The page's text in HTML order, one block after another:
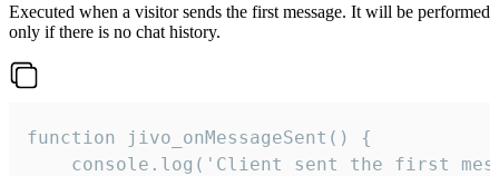
Executed when a visitor sends the first message. It will be performed
only if there is no chat history.
function jivo_onMessageSent() {
console.log('Client sent the first